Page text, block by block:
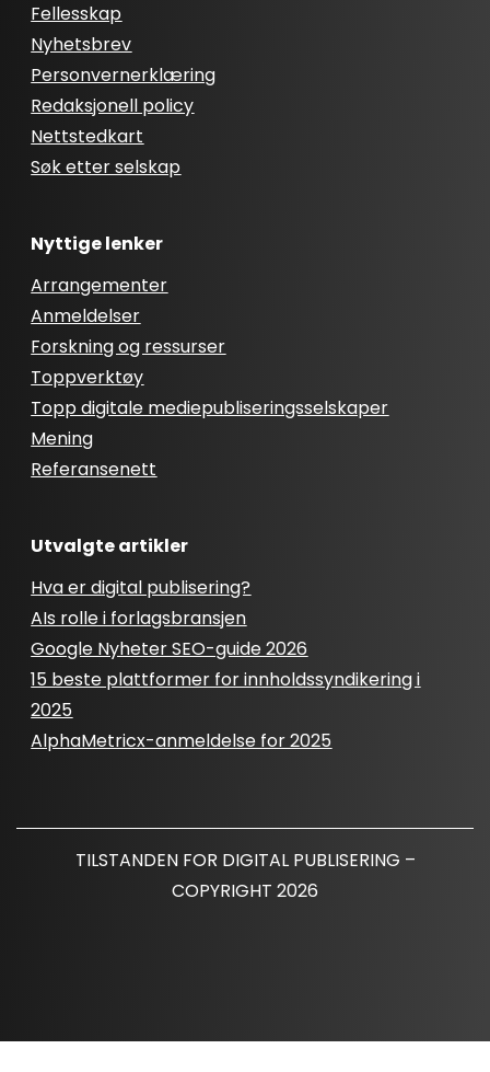
Fellesskap
Nyhetsbrev
Personvernerklæring
Redaksjonell policy
Nettstedkart
Søk etter selskap
Nyttige lenker
Arrangementer
Anmeldelser
Forskning og ressurser
Toppverktøy
Topp digitale mediepubliseringsselskaper
Mening
Referansenett
Utvalgte artikler
Hva er digital publisering?
AIs rolle i forlagsbransjen
Google Nyheter SEO-guide 2026
15 beste plattformer for innholdssyndikering i
2025
AlphaMetricx-anmeldelse for 2025
TILSTANDEN FOR DIGITAL PUBLISERING –
COPYRIGHT 2026